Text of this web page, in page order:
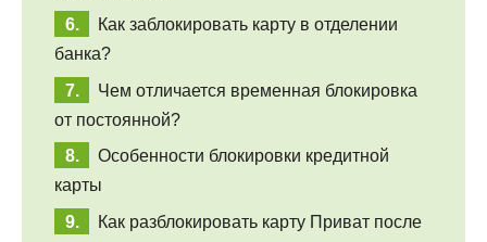
Как заблокировать карту в отделении
банка?
Чем отличается временная блокировка
от постоянной?
Особенности блокировки кредитной
карты
Как разблокировать карту Приват после